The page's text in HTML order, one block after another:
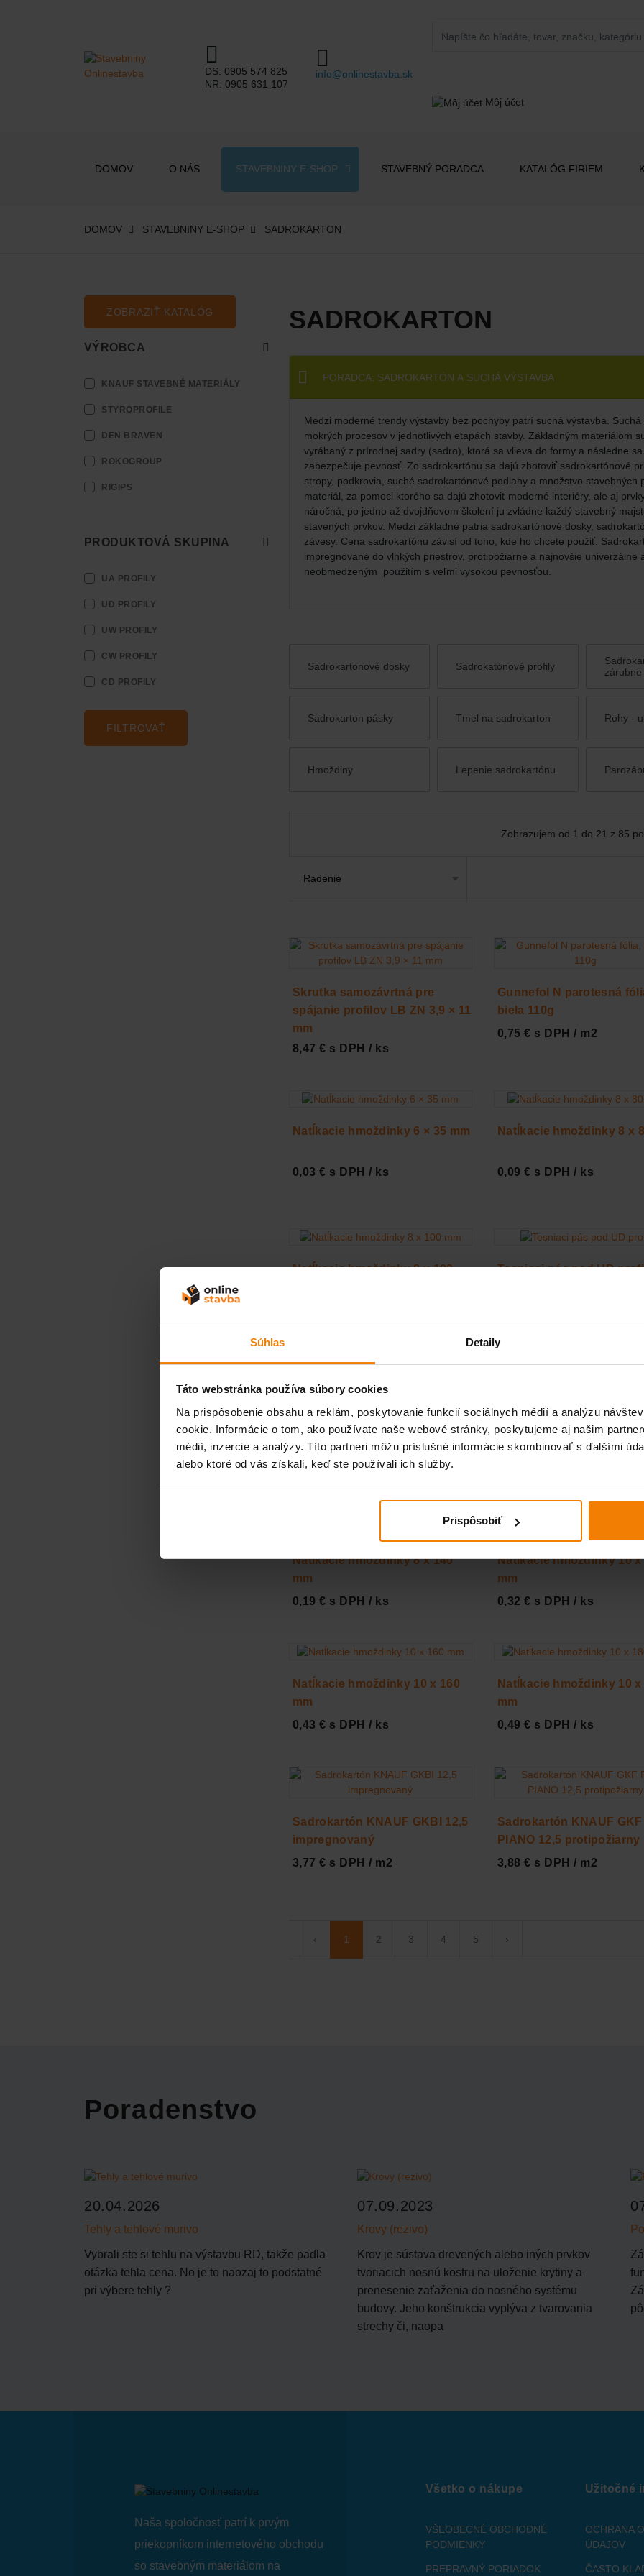
Súhlas Detaily
Táto webstránka používa súbory cookies
Na prispôsobenie obsahu a reklám, poskytovanie funkcií sociálnych médií a analýzu
cookie. Informácie o tom, ako používate naše webové stránky, poskytujeme aj našim
médií, inzercie a analýzy. Títo partneri môžu príslušné informácie skombinovať s ďalšími
alebo ktoré od vás získali, keď ste používali ich služby.
Prispôsobiť
DS:0905 574 825
NR:0905 631 107
info@onlinestavba.sk
Môj účet
DOMOV O NÁS STAVEBNINY E-SHOP STAVEBNÝ PORADCA KATALÓG FIRIEM
DOMOV STAVEBNINY E-SHOP SADROKARTON
ZOBRAZIŤ KATALÓG
VÝROBCA
KNAUF STAVEBNÉ MATERIÁLY
STYROPROFILE
DEN BRAVEN
ROKOGROUP
RIGIPS
PRODUKTOVÁ SKUPINA
UA PROFILY
UD PROFILY
UW PROFILY
CW PROFILY
CD PROFILY
STAVEBNÁ CHÉMIA
FILTROVAŤ
SADROKARTON
PORADCA: SADROKARTÓN A SUCHÁ VÝSTAVBA
Medzi moderné trendy výstavby bez pochyby patrí suchá výstavba.
mokrých procesov v jednotlivých etapách stavby. Základným materiálom
vyrábaný z prírodnej sadry (sadro), ktorá sa vlieva do formy a následne
zabezpečuje pevnosť. Zo sadrokartónu sa dajú zhotoviť sadrokartónové
stropy, podkrovia, suché sadrokartónové podlahy a množstvo
materiál, za pomoci ktorého sa dajú zhotoviť moderné interiéry, ale aj
náročná, po jedno až dvojdňovom školení ju zvládne každý stavebný
stavených prvkov. Medzi základné patria sadrokartónové dosky,
závesy. Cena sadrokartónu závisí od toho, kde ho chcete použiť.
impregnované do vlhkých priestrov, protipožiarne a najnovšie univerzálne
neobmedzeným použitím s veľmi vysokou pevnosťou.
Sadrokartonové dosky Sadrokatónové profily
zárubne
Sadrokarton pásky Tmel na sadrokarton Rohy -
Hmoždiny Lepenie sadrokartónu
Zobrazujem od 1 do 21 z 85
Skrutka samozávrtná pre
spájanie profilov LB ZN 3,9 × 11
mm
8,47 € s DPH / ks
Gunnefol N parotesná
biela 110g
0,75 € s DPH / m2
Natĺkacie hmoždinky 6 × 35 mm
0,03 € s DPH / ks
Natĺkacie hmoždinky 8 x
0,09 € s DPH / ks
Natĺkacie hmoždinky 8 x 100
Tesniaci pás pod UD
Natĺkacie hmoždinky 8 x 120
mm
0,15 € s DPH / ks
BRÚSITEĽNÝ TMEL NA
SADROKARTÓN - DEN
Natĺkacie hmoždinky 8 x 140
mm
0,19 € s DPH / ks
Natĺkacie hmoždinky 10 x
mm
0,32 € s DPH / ks
Natĺkacie hmoždinky 10 x 160
mm
0,43 € s DPH / ks
Natĺkacie hmoždinky 10 x
mm
0,49 € s DPH / ks
Sadrokartón KNAUF GKBI 12,5
impregnovaný
3,77 € s DPH / m2
Sadrokartón KNAUF GKF
PIANO 12,5 protipožiarny
3,88 € s DPH / m2
‹ 1 2 3 4 5 ›
Poradenstvo
20.04.2026
Tehly a tehlové murivo
Vybrali ste si tehlu na výstavbu RD, takže padla
otázka tehla cena. No je to naozaj to podstatné
pri výbere tehly ?
07.09.2023
Krovy (rezivo)
Krov je sústava drevených alebo iných prvkov
tvoriacich nosnú kostru na uloženie krytiny a
prenesenie zaťaženia do nosného systému
budovy. Jeho konštrukcia vyplýva z tvarovania
strechy či, naopa
Naša spoločnosť patrí k prvým
priekopníkom internetového obchodu
so stavebným materiálom na
Všetko o nákupe
VŠEOBECNÉ OBCHODNÉ
PODMIENKY
PREPRAVNÝ PORIADOK
Užitočné
OCHRANA
ÚDAJOV
ČASTO